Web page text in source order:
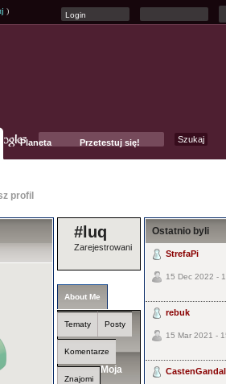
)
Planeta Przetestuj się!
profil
#luq
Zarejestrowani
About Me
Tematy Posty
Komentarze
Znajomi
Moja
Ostatnio byli
StrefaPi
15 Dec 2022 -
rebuk
15 Mar 2021 -